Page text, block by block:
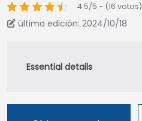
4.5/5 - (16 votos)
última edición: 2024/10/18